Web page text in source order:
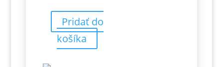
Pridať do
košíka